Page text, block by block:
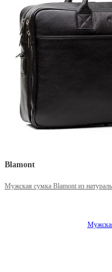
Blamont
Мужская сумка Blamont из